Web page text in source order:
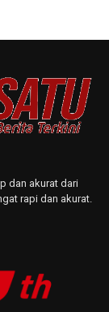
dan akurat dari
rapi dan akurat.